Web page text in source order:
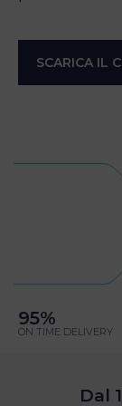
SCARICA IL
95%
ON TIME DELIVERY
Dal